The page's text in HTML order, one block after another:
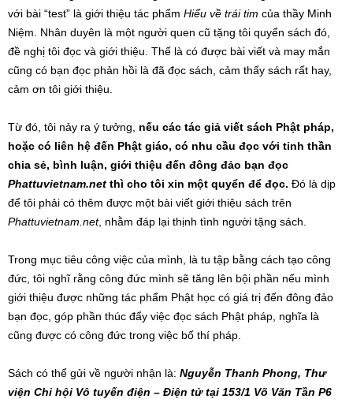
với bài “test” là giới thiệu tác phẩm Hiểu về trái tim của thầy Minh
Niệm. Nhân duyên là một người quen cũ tặng tôi quyển sách đó,
đề nghị tôi đọc và giới thiệu. Thế là có được bài viết và may mắn
cũng có bạn đọc phản hồi là đã đọc sách, cảm thấy sách rất hay,
cảm ơn tôi giới thiệu.
Từ đó, tôi nảy ra ý tưởng, nếu các tác giả viết sách Phật pháp,
hoặc có liên hệ đến Phật giáo, có nhu cầu đọc với tinh thần
chia sẻ, bình luận, giới thiệu đến đông đảo bạn đọc
Phattuvietnam.net thì cho tôi xin một quyển để đọc. Đó là dịp
để tôi phải có thêm được một bài viết giới thiệu sách trên
Phattuvietnam.net, nhằm đáp lại thịnh tình người tặng sách.
Trong mục tiêu công việc của mình, là tu tập bằng cách tạo công
đức, tôi nghĩ rằng công đức mình sẽ tăng lên bội phần nếu mình
giới thiệu được những tác phẩm Phật học có giá trị đến đông đảo
bạn đọc, góp phần thúc đẩy việc đọc sách Phật pháp, nghĩa là
cũng được có công đức trong việc bố thí pháp.
Sách có thể gửi về người nhận là: Nguyễn Thanh Phong, Thư
viện Chi hội Vô tuyến điện – Điện tử tại 153/1 Võ Văn Tần P6